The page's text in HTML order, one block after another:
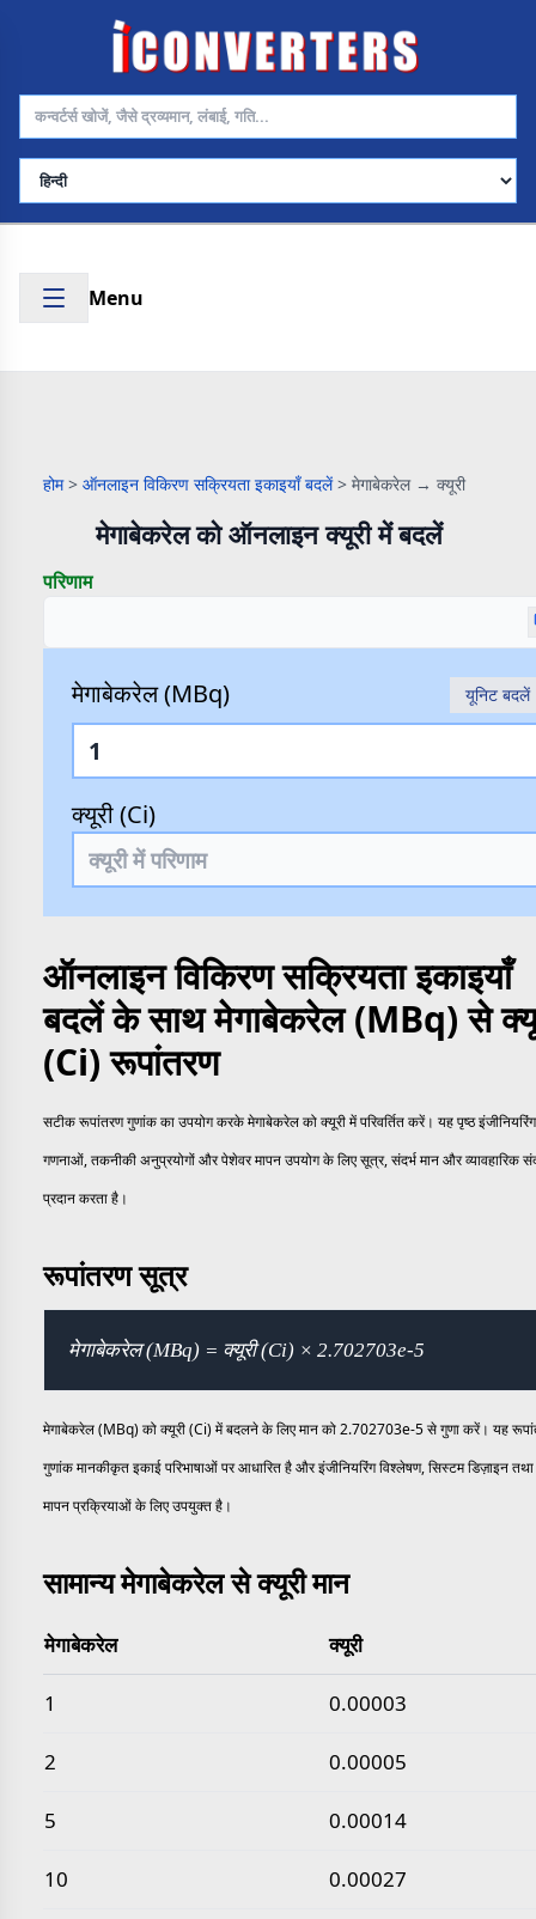
भाषा चुनें
Menu
होम > ऑनलाइन विकिरण सक्रियता इकाइयाँ बदलें > मेगाबेकरेल → क्यूरी
मेगाबेकरेल को ऑनलाइन क्यूरी में बदलें
परिणाम
मेगाबेकरेल (MBq) यूनिट बदलें
क्यूरी (Ci)
ऑनलाइन विकिरण सक्रियता इकाइयाँ
बदलें के साथ मेगाबेकरेल (MBq) से
(Ci) रूपांतरण
सटीक रूपांतरण गुणांक का उपयोग करके मेगाबेकरेल को क्यूरी में परिवर्तित करें। यह पृष्ठ इंजीनियरिंग
गणनाओं, तकनीकी अनुप्रयोगों और पेशेवर मापन उपयोग के लिए सूत्र, संदर्भ मान और व्यावहारिक
प्रदान करता है।
रूपांतरण सूत्र
मेगाबेकरेल (MBq) = क्यूरी (Ci) × 2.702703e-5
मेगाबेकरेल (MBq) को क्यूरी (Ci) में बदलने के लिए मान को 2.702703e-5 से गुणा करें। यह
गुणांक मानकीकृत इकाई परिभाषाओं पर आधारित है और इंजीनियरिंग विश्लेषण, सिस्टम डिज़ाइन
मापन प्रक्रियाओं के लिए उपयुक्त है।
सामान्य मेगाबेकरेल से क्यूरी मान
सामान्य मेगाबेकरेल से क्यूरी मान
मेगाबेकरेल क्यूरी
1 0.00003
2 0.00005
5 0.00014
10 0.00027